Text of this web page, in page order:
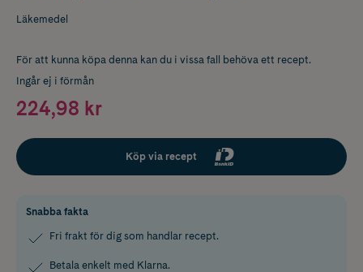
Läkemedel
För att kunna köpa denna kan du i vissa fall behöva ett recept.
Ingår ej i förmån
224,98 kr
Köp via recept
Snabba fakta
Fri frakt för dig som handlar recept.
Betala enkelt med Klarna.